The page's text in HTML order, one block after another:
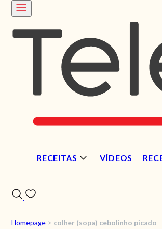
RECEITAS VÍDEOS
Homepage > colher (sopa) cebolinho picado